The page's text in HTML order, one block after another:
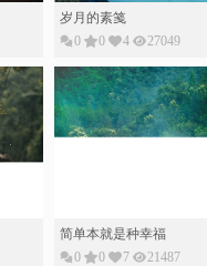
岁月的素䇳
0
0 4 27049
简单本就是种幸福
0
0 7 21487